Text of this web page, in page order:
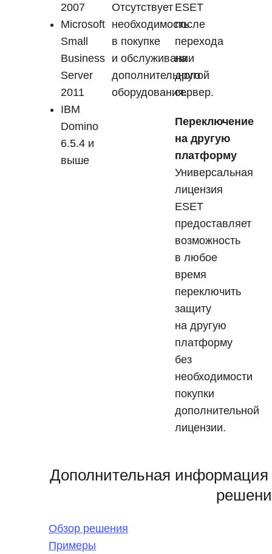
2007
Microsoft
Small
Business
Server
2011
IBM
Domino
6.5.4 и
выше
Отсутствует
необходимость
в покупке
и обслуживании
дополнительного
оборудования.
ESET
после
перехода
на
другой
сервер.
Переключение
на другую
платформу
Универсальная
лицензия
ESET
предоставляет
возможность
в любое
время
переключить
защиту
на другую
платформу
без
необходимости
покупки
дополнительной
лицензии.
Дополнительная информация
Обзор решения
Примеры